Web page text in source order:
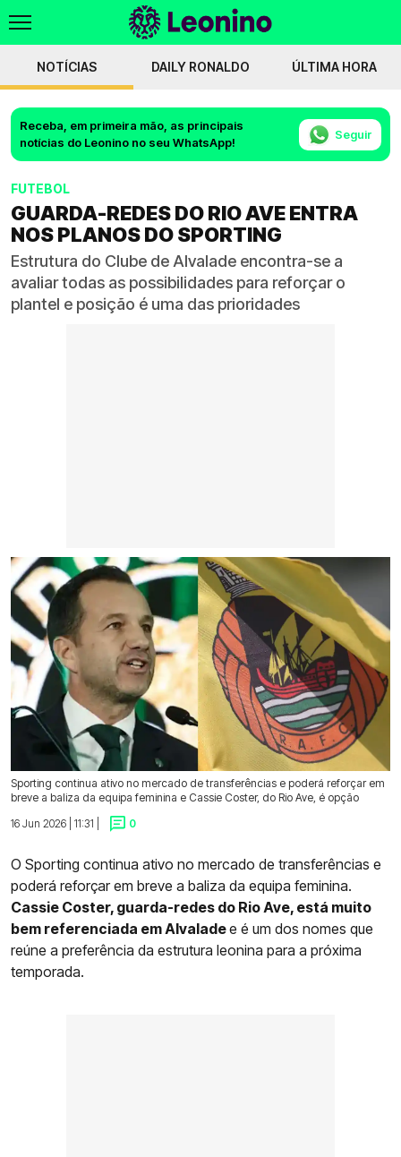
NOTÍCIAS DAILY RONALDO ÚLTIMA HORA
Receba, em primeira mão, as principais
notícias do Leonino no seu WhatsApp!
Seguir
FUTEBOL
GUARDA-REDES DO RIO AVE ENTRA
NOS PLANOS DO SPORTING
Estrutura do Clube de Alvalade encontra-se a
avaliar todas as possibilidades para reforçar o
plantel e posição é uma das prioridades
Sporting continua ativo no mercado de transferências e poderá reforçar em
breve a baliza da equipa feminina e Cassie Coster, do Rio Ave, é opção
16 Jun 2026 | 11:31 |
0
O Sporting continua ativo no mercado de transferências e
poderá reforçar em breve a baliza da equipa feminina.
Cassie Coster, guarda-redes do Rio Ave, está muito
bem referenciada em Alvaladee é um dos nomes que
reúne a preferência da estrutura leonina para a próxima
temporada.